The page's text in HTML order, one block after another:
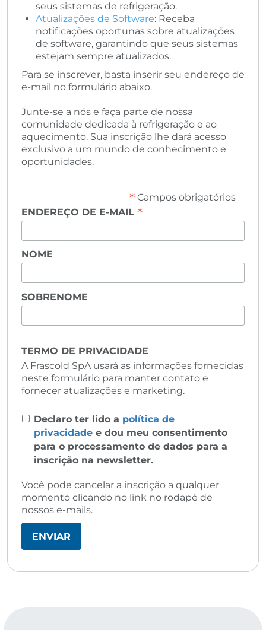
seus sistemas de refrigeração.
Atualizações de Software: Receba
notificações oportunas sobre atualizações
de software, garantindo que seus sistemas
estejam sempre atualizados.
Para se inscrever, basta inserir seu endereço de
e-mail no formulário abaixo.
Junte-se a nós e faça parte de nossa
comunidade dedicada à refrigeração e ao
aquecimento. Sua inscrição lhe dará acesso
exclusivo a um mundo de conhecimento e
oportunidades.
*Campos obrigatórios
ENDEREÇO DE E-MAIL *
NOME
SOBRENOME
TERMO DE PRIVACIDADE
A Frascold SpA usará as informações fornecidas
neste formulário para manter contato e
fornecer atualizações e marketing.
Declaro ter lido a política de
privacidade e dou meu consentimento
para o processamento de dados para a
inscrição na newsletter.
Você pode cancelar a inscrição a qualquer
momento clicando no link no rodapé de
nossos e-mails.